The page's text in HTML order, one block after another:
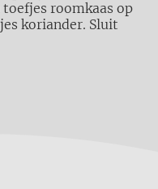
toefjes roomkaas op
koriander. Sluit